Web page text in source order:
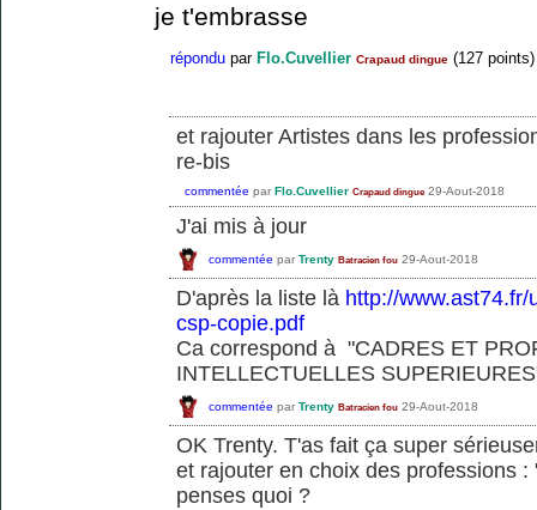
je t'embrasse
répondu par Flo.Cuvellier Crapaud dingue (127 points)
et rajouter Artistes dans les
re-bis
commentée par Flo.Cuvellier Crapaud dingue 29-Aout-2018
J'ai mis à jour
commentée par Trenty Batracien fou 29-Aout-2018
D'après la liste là http://
csp-copie.pdf
Ca correspond à "CADRES ET
INTELLECTUELLES
commentée par Trenty Batracien fou 29-Aout-2018
OK Trenty. T'as fait ça super
et rajouter en choix des professions
penses quoi ?